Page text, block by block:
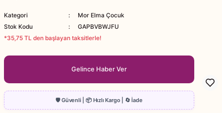
Kategori
Mor Elma Çocuk
Stok Kodu
GAPBVBWJFU
*35,75 TL den başlayan taksitlerle!
Gelince Haber Ver